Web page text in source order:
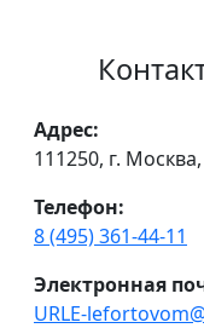
Адрес:
111250, г.
Телефон:
8 (495) 361-44-11
Электронная
URLE-